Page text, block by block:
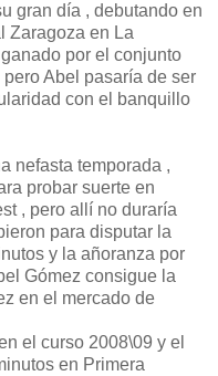
gran día , debutando en
Zaragoza en La
por el conjunto
Abel pasaría de ser
con el banquillo
nefasta temporada ,
probar suerte en
, pero allí no duraría
para disputar la
y la añoranza por
Gómez consigue la
en el mercado de
el curso 2008\09 y el
en Primera